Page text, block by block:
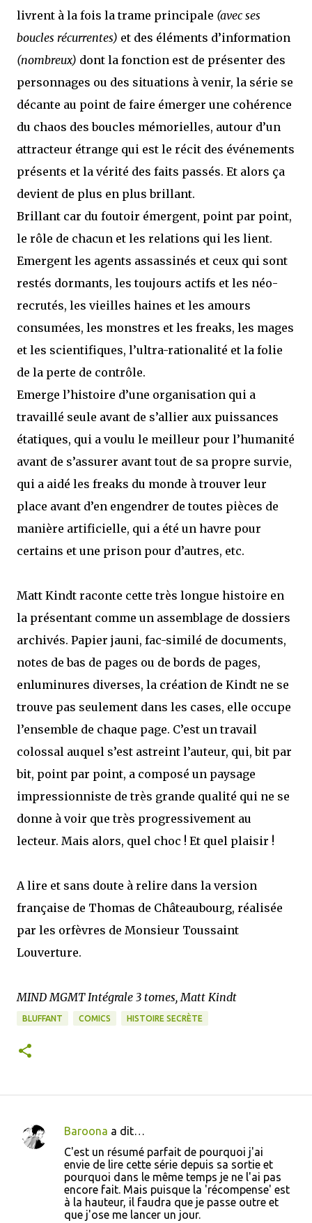
livrent à la fois la trame principale (avec ses
boucles récurrentes) et des éléments d’information
(nombreux) dont la fonction est de présenter des
personnages ou des situations à venir, la série se
décante au point de faire émerger une cohérence
du chaos des boucles mémorielles, autour d’un
attracteur étrange qui est le récit des événements
présents et la vérité des faits passés. Et alors ça
devient de plus en plus brillant.
Brillant car du foutoir émergent, point par point,
le rôle de chacun et les relations qui les lient.
Emergent les agents assassinés et ceux qui sont
restés dormants, les toujours actifs et les néo-
recrutés, les vieilles haines et les amours
consumées, les monstres et les freaks, les mages
et les scientifiques, l’ultra-rationalité et la folie
de la perte de contrôle.
Emerge l’histoire d’une organisation qui a
travaillé seule avant de s’allier aux puissances
étatiques, qui a voulu le meilleur pour l’humanité
avant de s’assurer avant tout de sa propre survie,
qui a aidé les freaks du monde à trouver leur
place avant d’en engendrer de toutes pièces de
manière artificielle, qui a été un havre pour
certains et une prison pour d’autres, etc.
Matt Kindt raconte cette très longue histoire en
la présentant comme un assemblage de dossiers
archivés. Papier jauni, fac-similé de documents,
notes de bas de pages ou de bords de pages,
enluminures diverses, la création de Kindt ne se
trouve pas seulement dans les cases, elle occupe
l’ensemble de chaque page. C’est un travail
colossal auquel s’est astreint l’auteur, qui, bit par
bit, point par point, a composé un paysage
impressionniste de très grande qualité qui ne se
donne à voir que très progressivement au
lecteur. Mais alors, quel choc ! Et quel plaisir !
A lire et sans doute à relire dans la version
française de Thomas de Châteaubourg, réalisée
par les orfèvres de Monsieur Toussaint
Louverture.
MIND MGMT Intégrale 3 tomes, Matt Kindt
BLUFFANT COMICS HISTOIRE SECRÈTE
C
Baroona a dit…
C'est un résumé parfait de pourquoi j'ai
envie de lire cette série depuis sa sortie et
pourquoi dans le même temps je ne l'ai pas
encore fait. Mais puisque la 'récompense' est
à la hauteur, il faudra que je passe outre et
que j'ose me lancer un jour.